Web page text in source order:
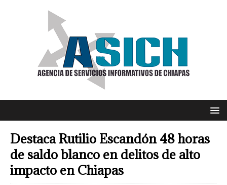
Destaca Rutilio Escandón 48 horas
de saldo blanco en delitos de alto
impacto en Chiapas